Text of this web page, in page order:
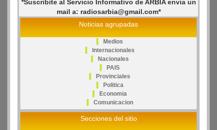
*Suscribite al Servicio Informativo de ARBIA envia un
mail a: radiosarbia@gmail.com*
Noticias agrupadas
Medios
Internacionales
Nacionales
PAIS
Provinciales
Politica
Economia
Comunicacion
Secciones del sitio